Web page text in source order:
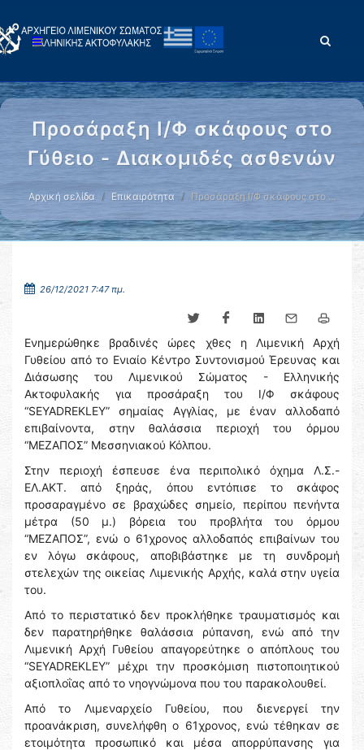
Προσάραξη Ι/Φ σκάφους στο
Γύθειο - Διακομιδές ασθενών
Αρχική σελίδα Επικαιρότητα Προσάραξη Ι/Φ σκάφους στο …
26/12/2021 7:47 πμ.
Ενημερώθηκε βραδινές ώρες χθες η Λιμενική Αρχή
Γυθείου από το Ενιαίο Κέντρο Συντονισμού Έρευνας και
Διάσωσης του Λιμενικού Σώματος - Ελληνικής
Ακτοφυλακής για προσάραξη του Ι/Φ σκάφους
“SEYADREKLEY” σημαίας Αγγλίας, με έναν αλλοδαπό
επιβαίνοντα, στην θαλάσσια περιοχή του όρμου
“ΜΕΖΑΠΟΣ” Μεσσηνιακού Κόλπου.
Στην περιοχή έσπευσε ένα περιπολικό όχημα Λ.Σ.-
ΕΛ.ΑΚΤ. από ξηράς, όπου εντόπισε το σκάφος
προσαραγμένο σε βραχώδες σημείο, περίπου πενήντα
μέτρα (50 μ.) βόρεια του προβλήτα του όρμου
“ΜΕΖΑΠΟΣ”, ενώ ο 61χρονος αλλοδαπός επιβαίνων του
εν λόγω σκάφους, αποβιβάστηκε με τη συνδρομή
στελεχών της οικείας Λιμενικής Αρχής, καλά στην υγεία
του.
Από το περιστατικό δεν προκλήθηκε τραυματισμός και
δεν παρατηρήθηκε θαλάσσια ρύπανση, ενώ από την
Λιμενική Αρχή Γυθείου απαγορεύτηκε ο απόπλους του
“SEYADREKLEY” μέχρι την προσκόμιση πιστοποιητικού
αξιοπλοΐας από το νηογνώμονα που του παρακολουθεί.
Από το Λιμεναρχείο Γυθείου, που διενεργεί την
προανάκριση, συνελήφθη ο 61χρονος, ενώ τέθηκαν σε
ετοιμότητα προσωπικό και μέσα απορρύπανσης για